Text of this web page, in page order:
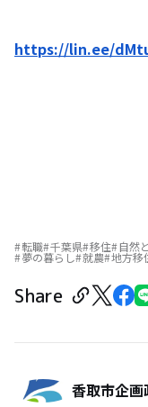
https://lin.ee/
転職 千葉県 移住 自然
夢の暮らし 就農 地方移
Share
香取市企